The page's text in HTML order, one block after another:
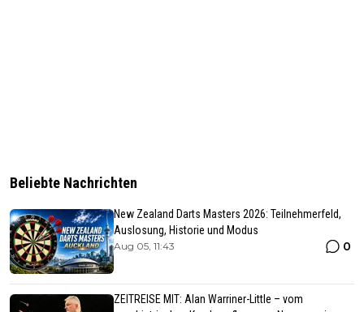
Beliebte Nachrichten
New Zealand Darts Masters 2026: Teilnehmerfeld,
Auslosung, Historie und Modus
Aug 05, 11:43 0
ZEITREISE MIT: Alan Warriner-Little – vom